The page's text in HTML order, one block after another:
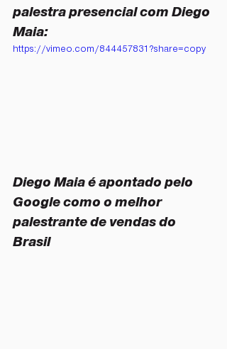
palestra presencial com Diego
Maia:
https://vimeo.com/844457831?share=copy
Diego Maia é apontado pelo
Google como o melhor
palestrante de vendas do
Brasil